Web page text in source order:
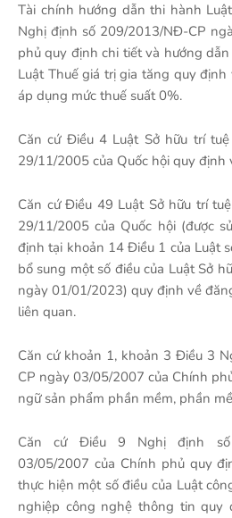
Tài chính hướng dẫn thi hành
Nghị định số 209/2013/NĐ-CP
phủ quy định chi tiết và hướng
Luật Thuế giá trị gia tăng quy
áp dụng mức thuế suất 0%.
Căn cứ Điều 4 Luật Sở hữu trí
29/11/2005 của Quốc hội quy định
Căn cứ Điều 49 Luật Sở hữu trí
29/11/2005 của Quốc hội (được
định tại khoản 14 Điều 1 của Luật
bổ sung một số điều của Luật Sở
ngày 01/01/2023) quy định về
liên quan.
Căn cứ khoản 1, khoản 3 Điều 3
CP ngày 03/05/2007 của Chính
ngữ sản phẩm phần mềm, phần
Căn cứ Điều 9 Nghị định số
03/05/2007 của Chính phủ quy
thực hiện một số điều của Luật
nghiệp công nghệ thông tin quy